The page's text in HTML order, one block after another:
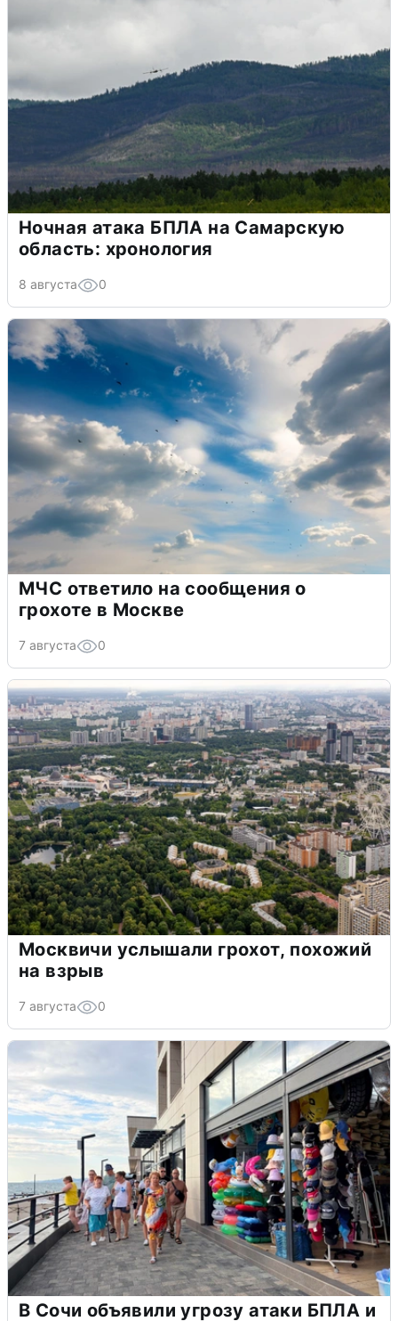
Ночная атака БПЛА на Самарскую
область: хронология
8 августа 0
МЧС ответило на сообщения о
грохоте в Москве
7 августа 0
Москвичи услышали грохот, похожий
на взрыв
7 августа 0
В Сочи объявили угрозу атаки БПЛА и